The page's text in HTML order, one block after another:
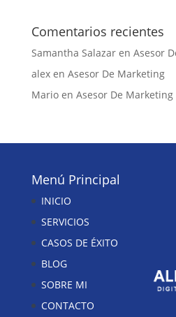
Comentarios recientes
Samantha Salazaren Asesor
alexen Asesor De Marketing
Marioen Asesor De Marketing
Menú Principal
INICIO
SERVICIOS
CASOS DE ÉXITO
BLOG
SOBRE MI
CONTACTO